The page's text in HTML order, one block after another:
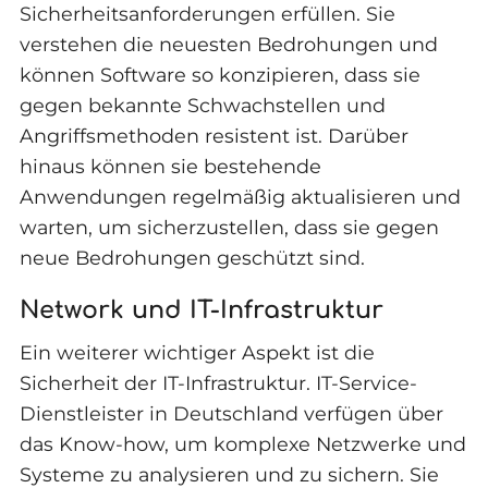
Sicherheitsanforderungen erfüllen. Sie
verstehen die neuesten Bedrohungen und
können Software so konzipieren, dass sie
gegen bekannte Schwachstellen und
Angriffsmethoden resistent ist. Darüber
hinaus können sie bestehende
Anwendungen regelmäßig aktualisieren und
warten, um sicherzustellen, dass sie gegen
neue Bedrohungen geschützt sind.
Network und IT-Infrastruktur
Ein weiterer wichtiger Aspekt ist die
Sicherheit der IT-Infrastruktur. IT-Service-
Dienstleister in Deutschland verfügen über
das Know-how, um komplexe Netzwerke und
Systeme zu analysieren und zu sichern. Sie